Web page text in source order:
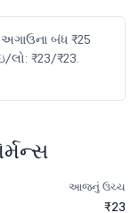
બંધ ₹25
લો: ₹23/₹23.
આજનું ઉચ્ચ
₹23